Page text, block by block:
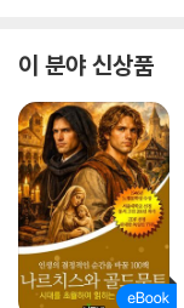
이 분야 신상품